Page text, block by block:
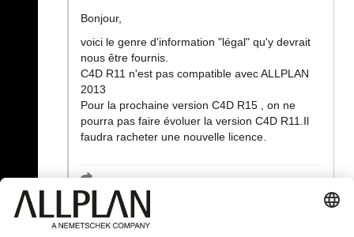
Bonjour,
voici le genre d'information "légal" qu'y devrait
nous être fournis.
C4D R11 n'est pas compatible avec ALLPLAN
2013
Pour la prochaine version C4D R15 , on ne
pourra pas faire évoluer la version C4D R11.Il
faudra racheter une nouvelle licence.